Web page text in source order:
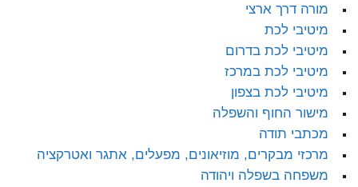
מורה דרך ארצי
מיטיבי לכת
מיטיבי לכת בדרום
מיטיבי לכת במרכז
מיטיבי לכת בצפון
מישור החוף והשפלה
מכתבי תודה
מרכזי מבקרים, מוזיאונים, מפעלים, אתגר ואטרקציה
משפחה בשפלה ויהודה